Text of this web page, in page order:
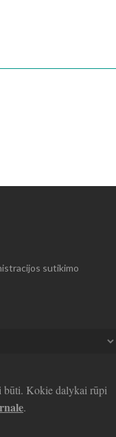
sutikimo
būti. Kokie dalykai rūpi
.